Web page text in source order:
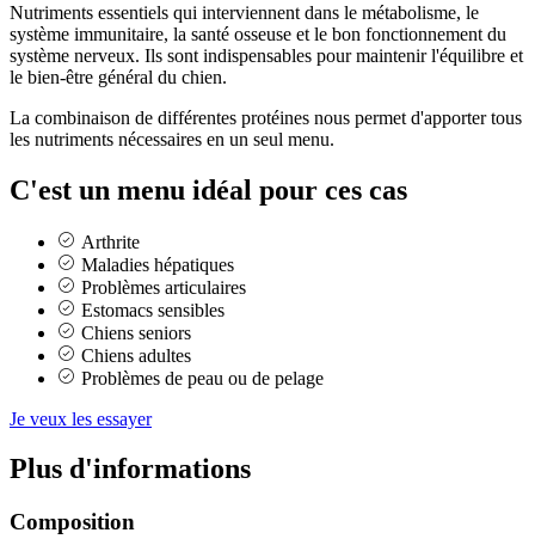
Nutriments essentiels qui interviennent dans le métabolisme, le
système immunitaire, la santé osseuse et le bon fonctionnement du
système nerveux. Ils sont indispensables pour maintenir l'équilibre et
le bien-être général du chien.
La combinaison de différentes protéines nous permet d'apporter tous
les nutriments nécessaires en un seul menu.
C'est un menu idéal pour ces cas
Arthrite
Maladies hépatiques
Problèmes articulaires
Estomacs sensibles
Chiens seniors
Chiens adultes
Problèmes de peau ou de pelage
Je veux les essayer
Plus d'informations
Composition